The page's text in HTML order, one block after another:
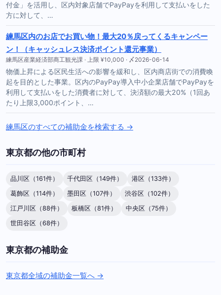
付金」を活用し、区内対象店舗でPayPayを利用して支払いをした
方に対して、…
練馬区内のお店でお買い物！最大20％戻ってくるキャンペー
ン！（キャッシュレス決済ポイント還元事業）
練馬区産業経済部商工観光課 · 上限 ¥10,000 · 〆2026-06-14
物価上昇による区民生活への影響を緩和し、区内商店街での消費喚
起を目的とした事業。区内のPayPay導入中小企業店舗でPayPayを
利用して支払いをした消費者に対して、決済額の最大20%（1回あ
たり上限3,000ポイント、…
練馬区のすべての補助金を検索する →
東京都の他の市町村
品川区（161件） 千代田区（149件）
港区（133件）
葛飾区（114件）
墨田区（107件）
渋谷区（102件）
江戸川区（88件）
板橋区（81件）
中央区（75件）
世田谷区（68件）
東京都の補助金
東京都全域の補助金一覧へ →